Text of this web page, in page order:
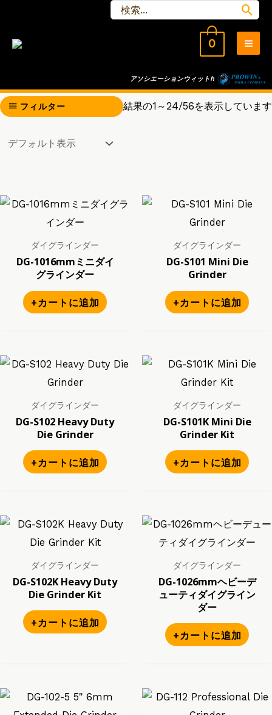
へ
ス
検
索
0
メ
イ
ン
ー
アソシエーションウィット h
フィルター 結果の1～24/56を表示しています
ダイグラインダー
DG-1016mmミニダイ
グラインダー
+カートに追加
ダイグラインダー
DG-S101 Mini Die
Grinder
+カートに追加
ダイグラインダー
DG-S102 Heavy Duty
Die Grinder
+カートに追加
ダイグラインダー
DG-S101K Mini Die
Grinder Kit
+カートに追加
ダイグラインダー
DG-S102K Heavy Duty
Die Grinder Kit
+カートに追加
ダイグラインダー
DG-1026mmヘビーデ
ューティダイグライン
ダー
+カートに追加